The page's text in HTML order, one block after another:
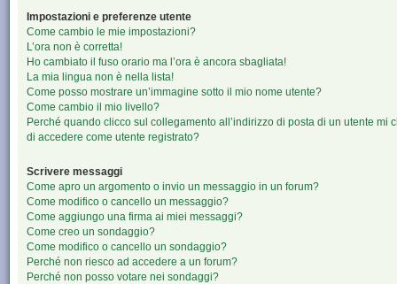
Impostazioni e preferenze utente
Come cambio le mie impostazioni?
L’ora non è corretta!
Ho cambiato il fuso orario ma l’ora è ancora sbagliata!
La mia lingua non è nella lista!
Come posso mostrare un’immagine sotto il mio nome utente?
Come cambio il mio livello?
Perché quando clicco sul collegamento all’indirizzo di posta di un utente mi
di accedere come utente registrato?
Scrivere messaggi
Come apro un argomento o invio un messaggio in un forum?
Come modifico o cancello un messaggio?
Come aggiungo una firma ai miei messaggi?
Come creo un sondaggio?
Come modifico o cancello un sondaggio?
Perché non riesco ad accedere a un forum?
Perché non posso votare nei sondaggi?